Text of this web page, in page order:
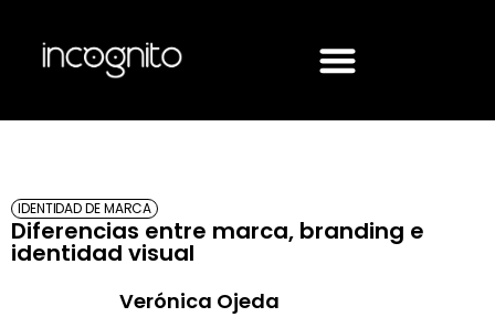
IDENTIDAD DE MARCA
Diferencias entre marca, branding e
identidad visual
Verónica Ojeda